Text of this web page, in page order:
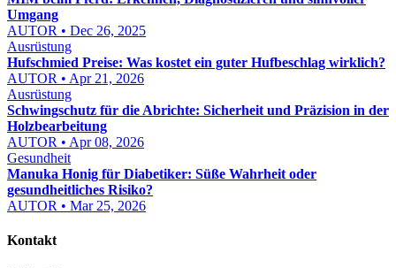
Umgang
AUTOR • Dec 26, 2025
Ausrüstung
Hufschmied Preise: Was kostet ein guter Hufbeschlag wirklich?
AUTOR • Apr 21, 2026
Ausrüstung
Schwingschutz für die Abrichte: Sicherheit und Präzision in der
Holzbearbeitung
AUTOR • Apr 08, 2026
Gesundheit
Manuka Honig für Diabetiker: Süße Wahrheit oder
gesundheitliches Risiko?
AUTOR • Mar 25, 2026
Kontakt